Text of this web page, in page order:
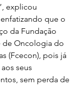
explicou
que o
da Fundação
de Oncologia do
(Fcecon), pois já
seus
sem perda de